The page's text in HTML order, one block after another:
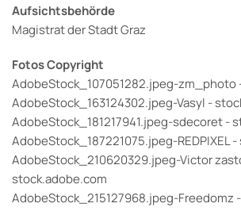
Aufsichtsbehörde
Magistrat der Stadt Graz
Fotos Copyright
AdobeStock_107051282.jpeg-zm_photo
AdobeStock_163124302.jpeg-Vasyl -
AdobeStock_181217941.jpeg-sdecoret -
AdobeStock_187221075.jpeg-REDPIXEL
AdobeStock_210620329.jpeg-Victor
stock.adobe.com
AdobeStock_215127968.jpeg-Freedomz